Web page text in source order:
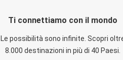
Ti connettiamo con il mondo
Le possibilità sono infinite. Scopri
8.000 destinazioni in più di 40 Paesi.